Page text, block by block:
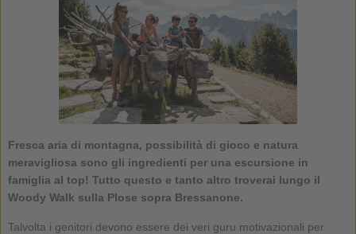
Fresca aria di montagna, possibilità di gioco e natura
meravigliosa sono gli ingredienti per una escursione in
famiglia al top! Tutto questo e tanto altro troverai lungo il
Woody Walk sulla Plose sopra Bressanone.
Talvolta i genitori devono essere dei veri guru motivazionali per